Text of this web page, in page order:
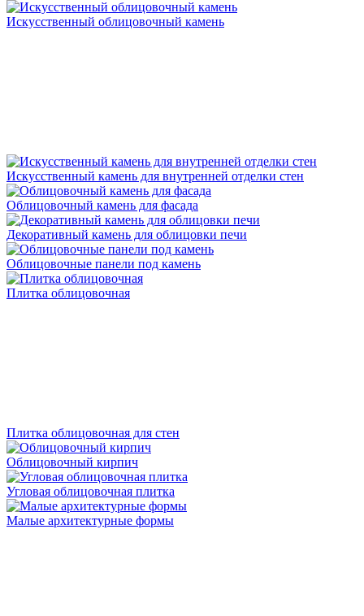
Искусственный облицовочный камень
Искусственный камень для внутренней отделки стен
Облицовочный камень для фасада
Декоративный камень для облицовки печи
Облицовочные панели под камень
Плитка облицовочная
Плитка облицовочная для стен
Облицовочный кирпич
Угловая облицовочная плитка
Малые архитектурные формы